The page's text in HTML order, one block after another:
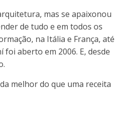
mas se apaixonou
de tudo e em todos os
na Itália e França, até
foi aberto em 2006. E, desde
melhor do que uma receita